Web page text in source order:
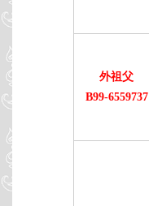
外祖父
B99-6559737